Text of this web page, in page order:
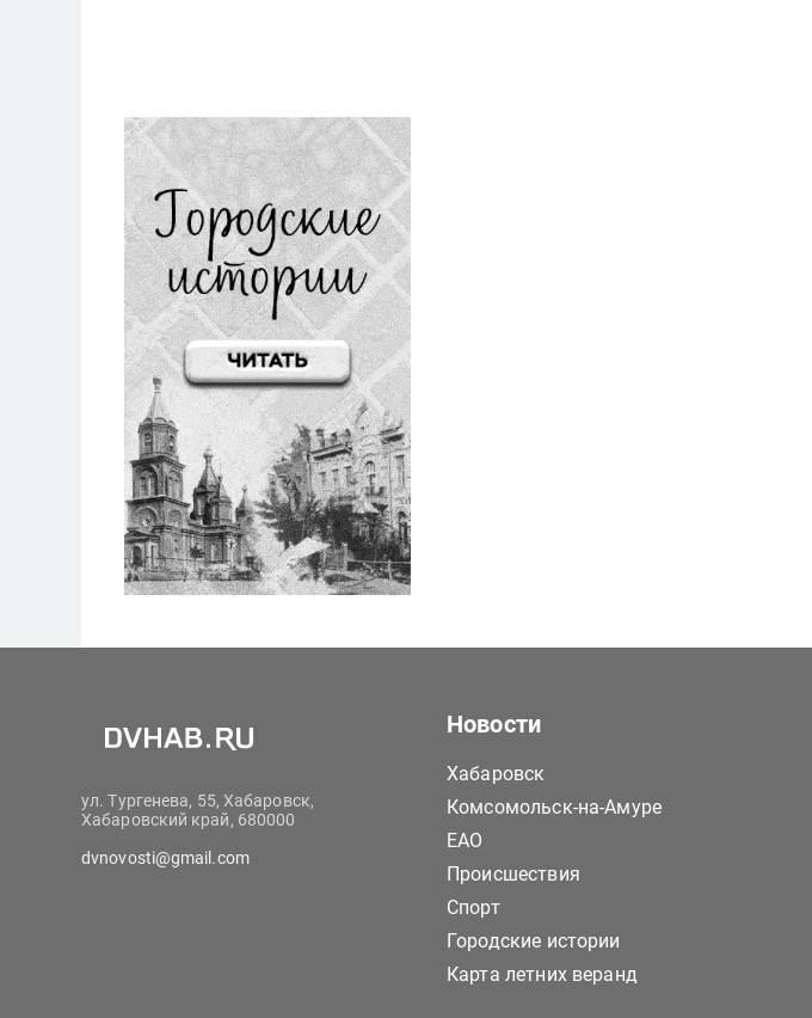
ул. Тургенева, 55, Хабаровск,
Хабаровский край, 680000
dvnovosti@gmail.com
Новости
Хабаровск
Комсомольск-на-Амуре
ЕАО
Происшествия
Спорт
Городские истории
Карта летних веранд